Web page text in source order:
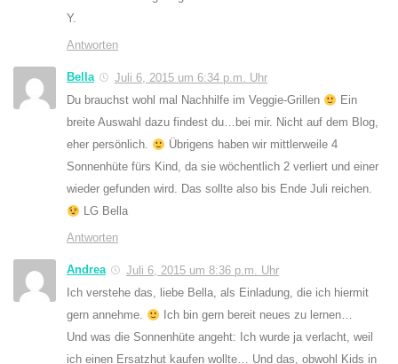
Y.
Antworten
Bella
Juli 6, 2015 um 6:34 p.m. Uhr
Du brauchst wohl mal Nachhilfe im Veggie-Grillen
Ein
breite Auswahl dazu findest du…bei mir. Nicht auf dem Blog,
eher persönlich.
Übrigens haben wir mittlerweile 4
Sonnenhüte fürs Kind, da sie wöchentlich 2 verliert und einer
wieder gefunden wird. Das sollte also bis Ende Juli reichen.
LG Bella
Antworten
Andrea
Juli 6, 2015 um 8:36 p.m. Uhr
Ich verstehe das, liebe Bella, als Einladung, die ich hiermit
gern annehme.
Ich bin gern bereit neues zu lernen…
Und was die Sonnenhüte angeht: Ich wurde ja verlacht, weil
ich einen Ersatzhut kaufen wollte… Und das, obwohl Kids in